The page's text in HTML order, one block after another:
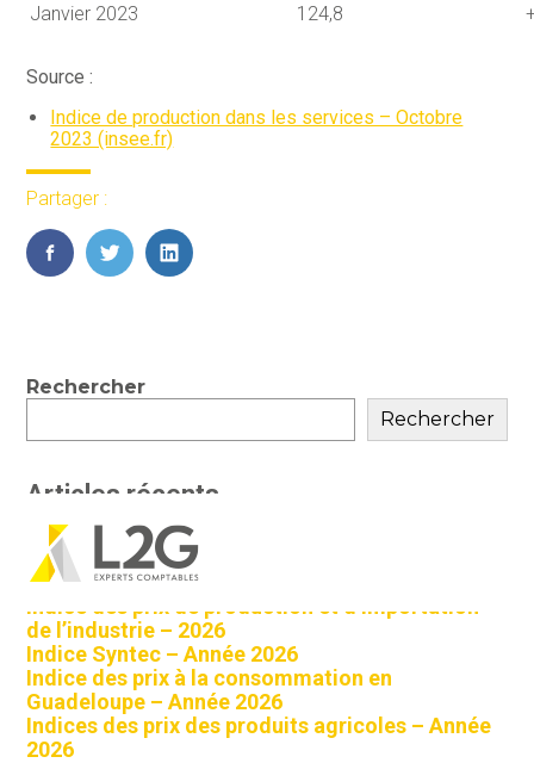
Aller
au
Janvier 2023 124,8
Source :
Indice de production dans les services – Octobre
2023 (insee.fr)
Partager :
FaceBook
TwitterLinkedIn
Blog
Rechercher
Rechercher
Articles récents
Indice des prix à la consommation à La Réunion
– Année 2026
Indice des prix de production et d’importation
de l’industrie – 2026
Indice Syntec – Année 2026
Indice des prix à la consommation en
Guadeloupe – Année 2026
Indices des prix des produits agricoles – Année
2026